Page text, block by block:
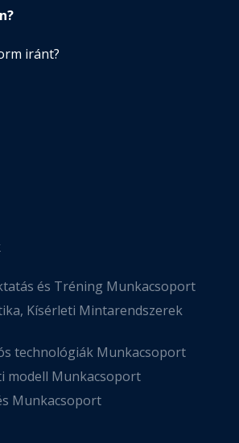
iránt?
és Tréning Munkacsoport
Kísérleti Mintarendszerek
technológiák Munkacsoport
modell Munkacsoport
Munkacsoport